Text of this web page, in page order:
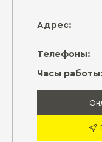
Адрес:
Телефоны:
Часы работы: